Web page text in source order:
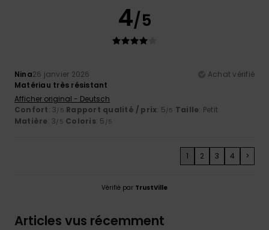
4/5
Nina26 janvier 2026
Achat vérifié
Matériau très résistant
Afficher original - Deutsch
Confort: 3/5 Rapport qualité / prix: 5/5 Taille: Petit
Matière: 3/5 Coloris: 5 /5
1 2 3 4 >
Vérifié par TrustVille
Articles vus récemment